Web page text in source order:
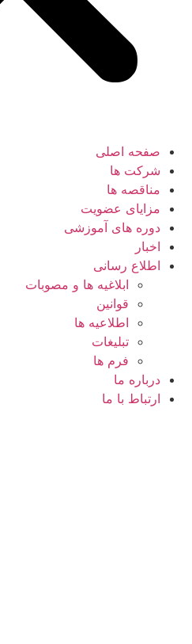
صفحه اصلی
شرکت ها
مناقصه ها
مزایای عضویت
دوره های آموزشی
اخبار
اطلاع رسانی
ابلاغیه ها و مصوبات
قوانین
اطلاعیه ها
تبلیغات
فرم ها
درباره ما
ارتباط با ما